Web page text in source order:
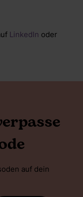
LinkedIn oder
auf dein